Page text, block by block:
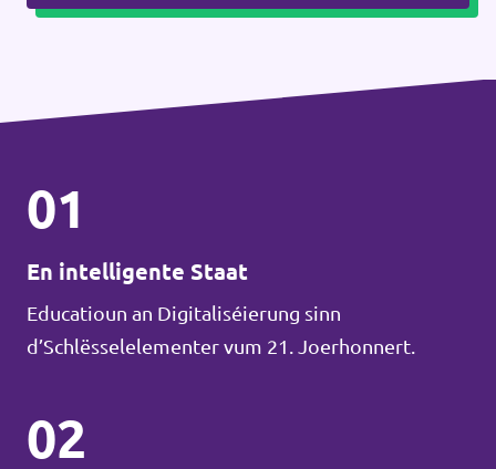
01
En intelligente Staat
Educatioun an Digitaliséierung sinn
d’Schlësselelementer vum 21. Joerhonnert.
02